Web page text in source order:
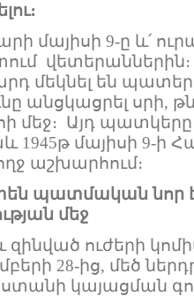
։
մայիսի 9-ը և՛
վետերաններին։
մեկնել են
անցկացրել սրի,
մեջ։ Այդ
1945թ մայիսի 9-ի
աշխարհում։
պատմական նոր
մեջ
ուժերի
28-ից, մեծ
կայացման